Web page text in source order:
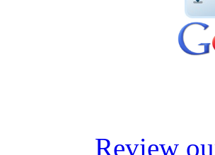
Review